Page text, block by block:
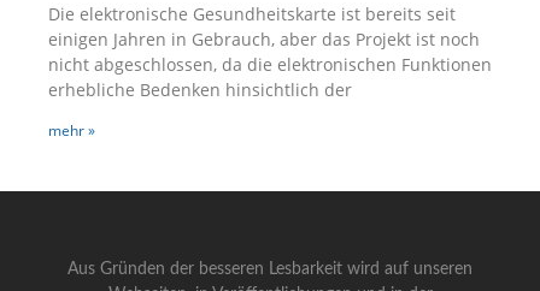
Die elektronische Gesundheitskarte ist bereits seit
einigen Jahren in Gebrauch, aber das Projekt ist noch
nicht abgeschlossen, da die elektronischen Funktionen
erhebliche Bedenken hinsichtlich der
mehr »
Aus Gründen der besseren Lesbarkeit wird auf unseren